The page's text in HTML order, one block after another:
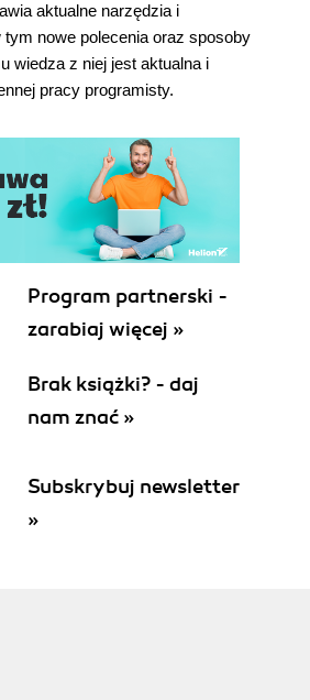
zalążek UtilityKnife,
zmiany i je wysłać
każdy programista tworzy własną
po czym umieszcza wstępne
niż robiłby to normalnie)
scalaj główną gałąź z gałęzią
aby mieć pewność, że jeśli
konflikty, to wyłapiesz je jak
John buduje konwerter
Pozwólmy mu "pożyczyć" kod
Sprawdźmy, czy nie ma
bazy, nadpisywanie i
zrozumieć
aktualne narzędzia i
nowe polecenia oraz sposoby
wiedza z niej jest aktualna i
pracy programisty.
Program partnerski -
zarabiaj więcej »
Brak książki? - daj
nam znać »
Subskrybuj newsletter
»